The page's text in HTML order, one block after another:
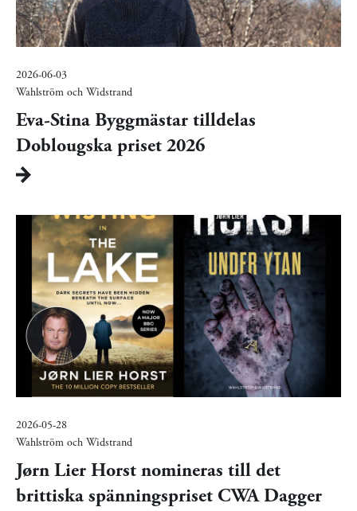
2026-06-03
Wahlström och Widstrand
Eva-Stina Byggmästar tilldelas
Doblougska priset 2026
2026-05-28
Wahlström och Widstrand
Jørn Lier Horst nomineras till det
brittiska spänningspriset CWA Dagger